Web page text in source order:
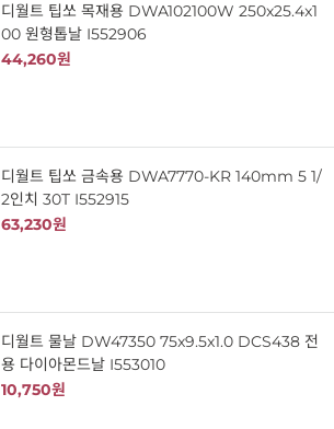
디월트 팁쏘 목재용 DWA102100W 250x25.4x1
00 원형톱날 I552906
44,260원
디월트 팁쏘 금속용 DWA7770-KR 140mm 5 1/
2인치 30T I552915
63,230원
디월트 물날 DW47350 75x9.5x1.0 DCS438 전
용 다이아몬드날 I553010
10,750원